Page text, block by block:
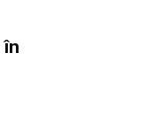
în